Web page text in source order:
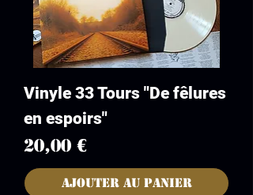
Vinyle 33 Tours "De fêlures
en espoirs"
Prix
20,00 €
Ajouter au panier